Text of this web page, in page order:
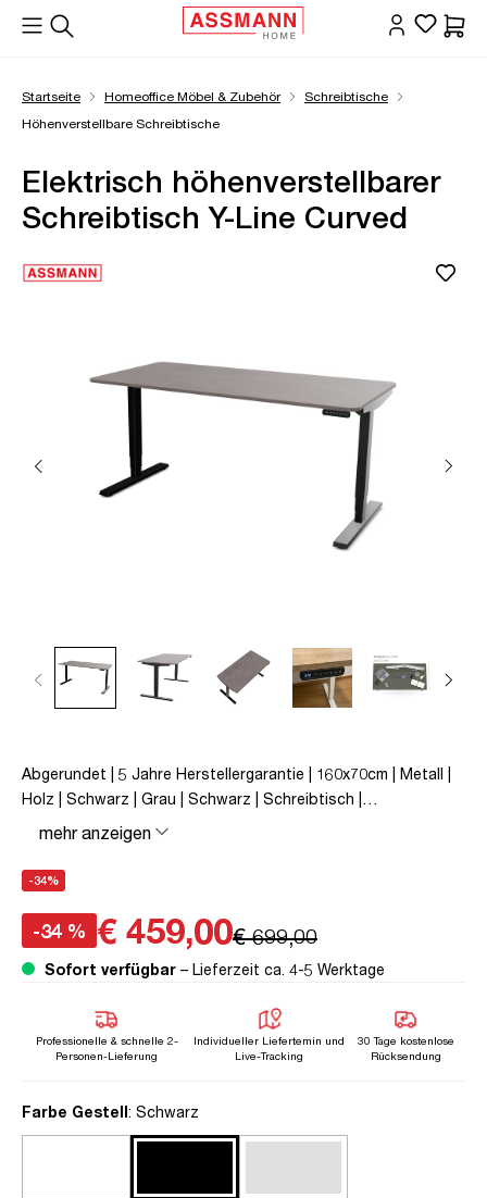
springen
Startseite Homeoffice Möbel & Zubehör
Schreibtische
Höhenverstellbare Schreibtische
Elektrisch höhenverstellbarer
Schreibtisch Y-Line Curved
Abgerundet | 5 Jahre Herstellergarantie | 160x70cm | Metall |
Holz | Schwarz | Grau | Schwarz | Schreibtisch |
höhenverstellbar | unmontiert | Y-Line Curved | Y-Line | bis zu
80 kg | Steckertyp C | Sichtbeton Anthrazit | TÜV© mobiles
Arbeiten | Kollisions-Schutz | Elektrisch höhenverstellbar |
mehr anzeigen
-34%
-34 % € 459,00€ 699,00
Sofort verfügbar – Lieferzeit ca. 4-5 Werktage
Professionelle & schnelle 2-
Personen-Lieferung
Individueller Liefertemin und
Live-Tracking
30 Tage kostenlose
Rücksendung
Farbe Gestellauswählen
: Schwarz